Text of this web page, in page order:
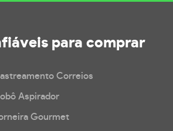
para comprar
Correios
Aspirador
Gourmet